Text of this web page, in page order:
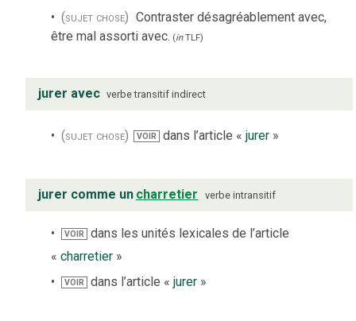
(sujet chose) Contraster désagréablement avec,
être mal assorti avec. (inTLF)
jurer avec verbe transitif indirect
(sujet chose) VOIR dans l’article « jurer»
jurer comme un charretier verbe intransitif
VOIR
dans les unités lexicales de l’article
« charretier »
VOIR dans l’article «jurer »